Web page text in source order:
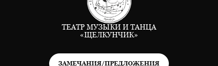
ТЕАТР МУЗЫКИ И ТАНЦА
«ЩЕЛКУНЧИК»
ЗАМЕЧАНИЯ/ПРЕДЛОЖЕНИЯ